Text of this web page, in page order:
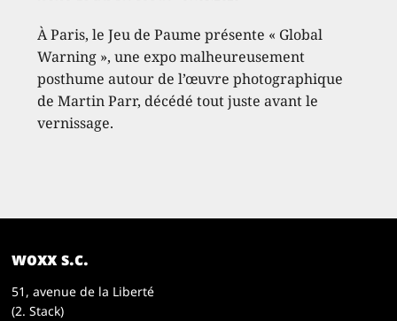
À Paris, le Jeu de Paume présente « Global
Warning », une expo malheureusement
posthume autour de l’œuvre photographique
de Martin Parr, décédé tout juste avant le
vernissage.
woxx s.c.
51, avenue de la Liberté
(2. Stack)